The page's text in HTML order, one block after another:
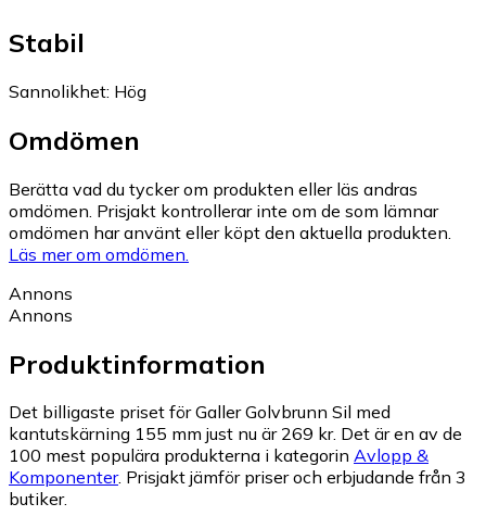
Stabil
Sannolikhet: Hög
Omdömen
Berätta vad du tycker om produkten eller läs andras
omdömen. Prisjakt kontrollerar inte om de som lämnar
omdömen har använt eller köpt den aktuella produkten.
Läs mer om omdömen.
Annons
Annons
Produktinformation
Det billigaste priset för Galler Golvbrunn Sil med
kantutskärning 155 mm just nu är 269 kr. Det är en av de
100 mest populära produkterna i kategorin Avlopp &
Komponenter. Prisjakt jämför priser och erbjudande från 3
butiker.